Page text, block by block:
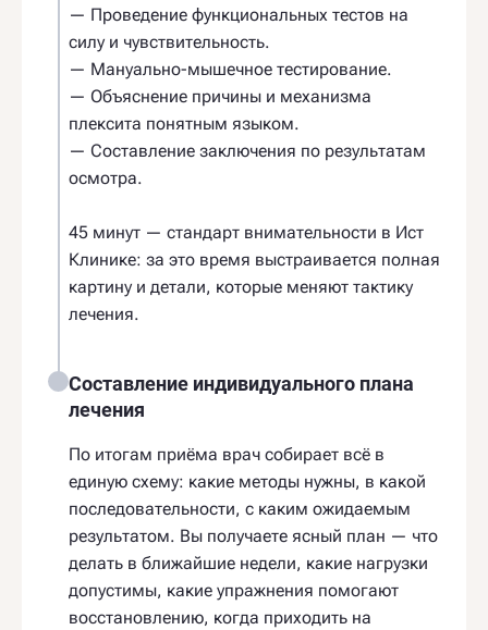
— Проведение функциональных тестов на
силу и чувствительность.
— Мануально-мышечное тестирование.
— Объяснение причины и механизма
плексита понятным языком.
— Составление заключения по результатам
осмотра.
45 минут — стандарт внимательности в Ист
Клинике: за это время выстраивается полная
картину и детали, которые меняют тактику
лечения.
Составление индивидуального плана
лечения
По итогам приёма врач собирает всё в
единую схему: какие методы нужны, в какой
последовательности, с каким ожидаемым
результатом. Вы получаете ясный план — что
делать в ближайшие недели, какие нагрузки
допустимы, какие упражнения помогают
восстановлению, когда приходить на